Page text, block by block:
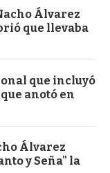
Álvarez
que llevaba
que incluyó
anotó en
Álvarez
y Seña" la